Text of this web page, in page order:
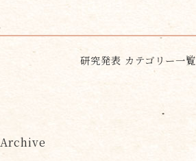
研究発表 カテゴリー一覧
Archive